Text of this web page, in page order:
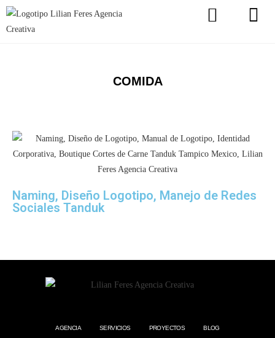
COMIDA
Naming, Diseño Logotipo, Manejo de Redes
Sociales Tanduk
AGENCIA SERVICIOS PROYECTOS BLOG